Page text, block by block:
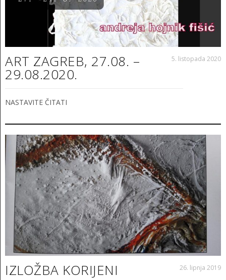
ART ZAGREB, 27.08. –
29.08.2020.
5. listopada 2020
NASTAVITE ČITATI
IZLOŽBA KORIJENI 26. lipnja 2019